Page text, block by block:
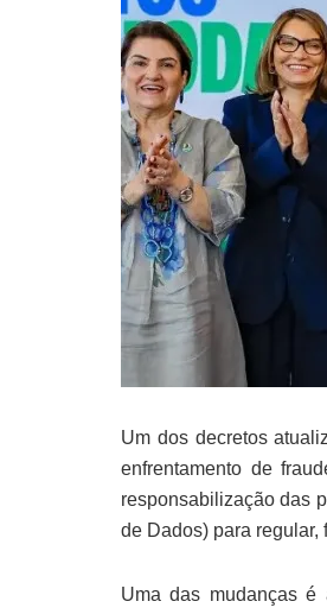
Um dos decretos
enfrentamento de
responsabilização das
de Dados) para regular,
Uma das mudanças é